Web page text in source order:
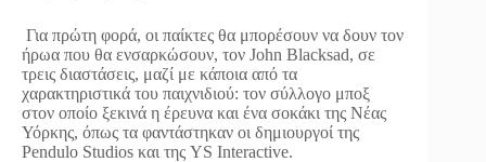
Για πρώτη φορά, οι παίκτες θα μπορέσουν να δουν τον
ήρωα που θα ενσαρκώσουν, τον John Blacksad, σε
τρεις διαστάσεις, μαζί με κάποια από τα
χαρακτηριστικά του παιχνιδιού: τον σύλλογο μποξ
στον οποίο ξεκινά η έρευνα και ένα σοκάκι της Νέας
Υόρκης, όπως τα φαντάστηκαν οι δημιουργοί της
Pendulo Studios και της YS Interactive.